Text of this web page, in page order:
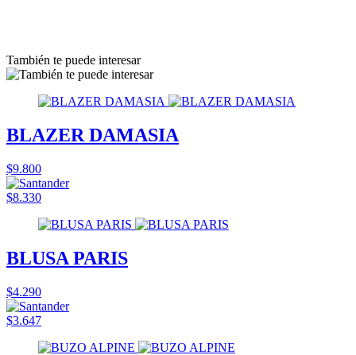
También te puede interesar
BLAZER DAMASIA
$9.800
$8.330
BLUSA PARIS
$4.290
$3.647